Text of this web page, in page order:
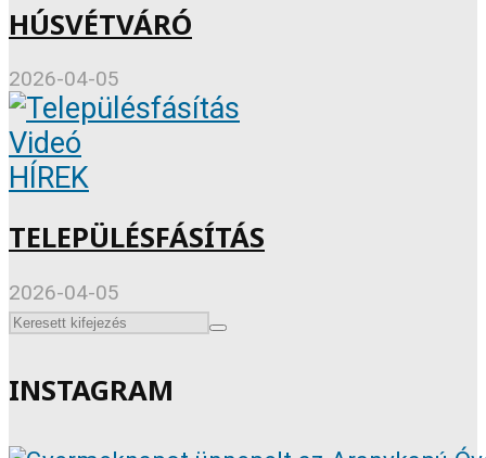
HÚSVÉTVÁRÓ
2026-04-05
Videó
HÍREK
TELEPÜLÉSFÁSÍTÁS
2026-04-05
INSTAGRAM